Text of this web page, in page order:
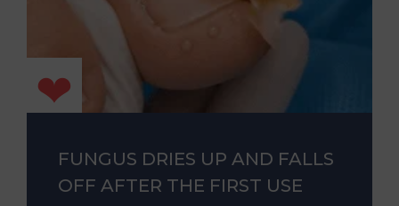
FUNGUS DRIES UP AND FALLS
OFF AFTER THE FIRST USE